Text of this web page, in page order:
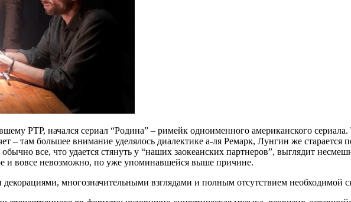
РТР, начался сериал “Родина” – римейк одноименного американского
– там большее внимание уделялось диалектике а-ля Ремарк, Лунгин же старается
все, что удается стянуть у “наших заокеанских партнеров”, выглядит
и вовсе невозможно, по уже упоминавшейся выше причине.
многозначительными взглядами и полным отсутствием необходимой